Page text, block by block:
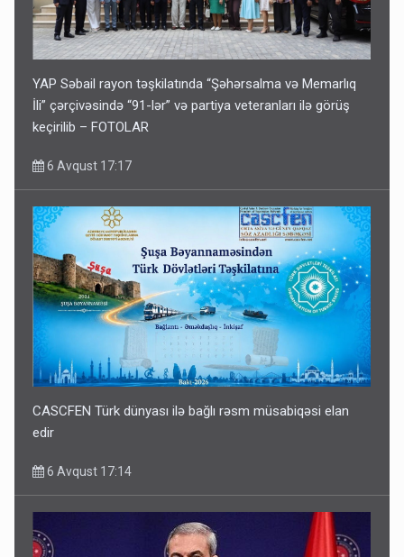
YAP Səbail rayon təşkilatında “Şəhərsalma və Memarlıq
İli” çərçivəsində “91-lər” və partiya veteranları ilə görüş
keçirilib – FOTOLAR
6 Avqust 17:17
CASCFEN Türk dünyası ilə bağlı rəsm müsabiqəsi elan
edir
6 Avqust 17:14